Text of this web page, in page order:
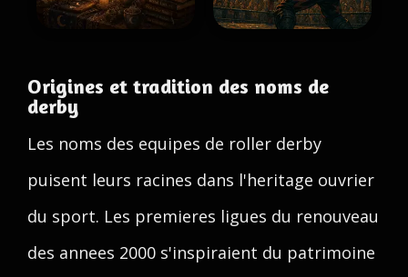
Origines et tradition des noms de
derby
Les noms des equipes de roller derby
puisent leurs racines dans l'heritage ouvrier
du sport. Les premieres ligues du renouveau
des annees 2000 s'inspiraient du patrimoine